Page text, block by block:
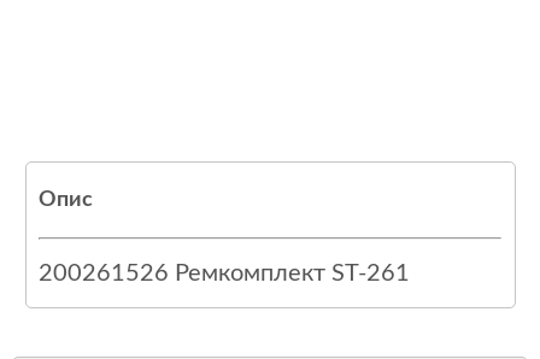
Опис
200261526 Ремкомплект ST-261